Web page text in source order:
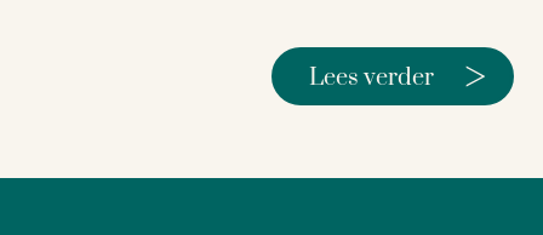
Lees verder >